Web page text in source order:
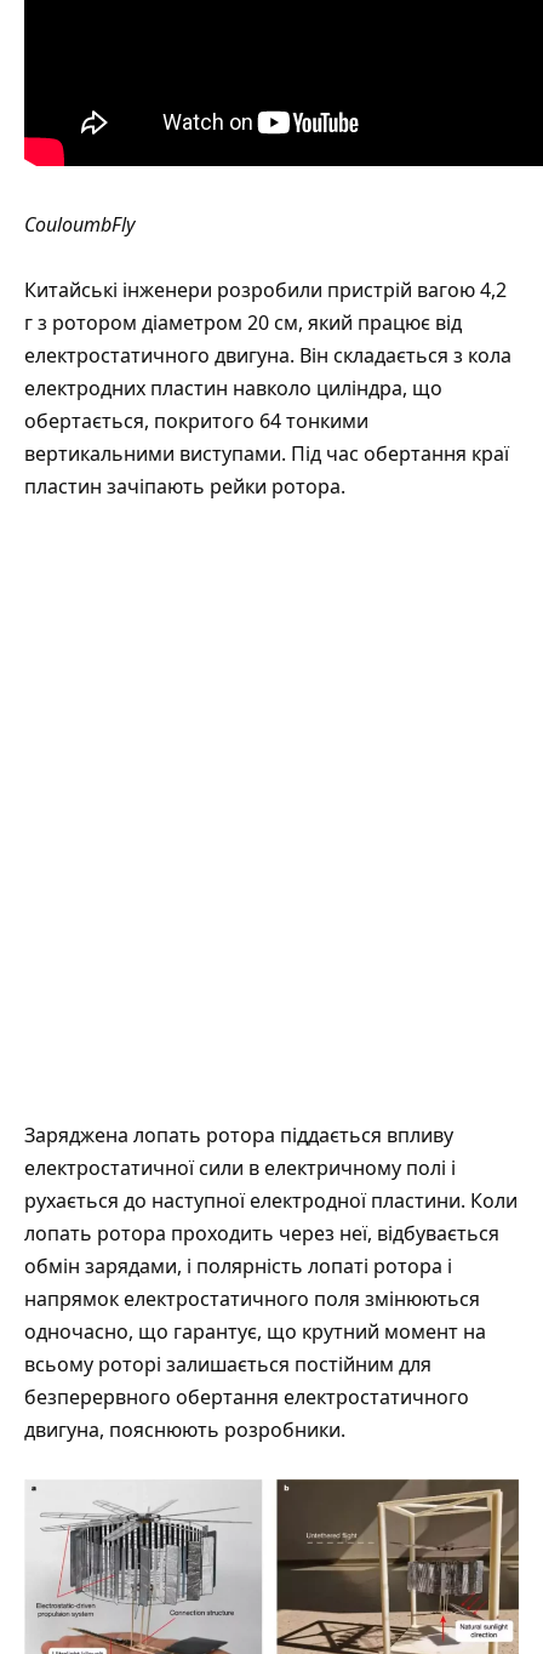
CouloumbFly
Китайські інженери розробили пристрій вагою 4,2
г з ротором діаметром 20 см, який працює від
електростатичного двигуна. Він складається з кола
електродних пластин навколо циліндра, що
обертається, покритого 64 тонкими
вертикальними виступами. Під час обертання краї
пластин зачіпають рейки ротора.
Заряджена лопать ротора піддається впливу
електростатичної сили в електричному полі і
рухається до наступної електродної пластини. Коли
лопать ротора проходить через неї, відбувається
обмін зарядами, і полярність лопаті ротора і
напрямок електростатичного поля змінюються
одночасно, що гарантує, що крутний момент на
всьому роторі залишається постійним для
безперервного обертання електростатичного
двигуна, пояснюють розробники.